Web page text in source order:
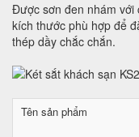
Được sơn đen nhám với
kích thước phù hợp để
thép dầy chắc chắn.
Tên sản phẩm